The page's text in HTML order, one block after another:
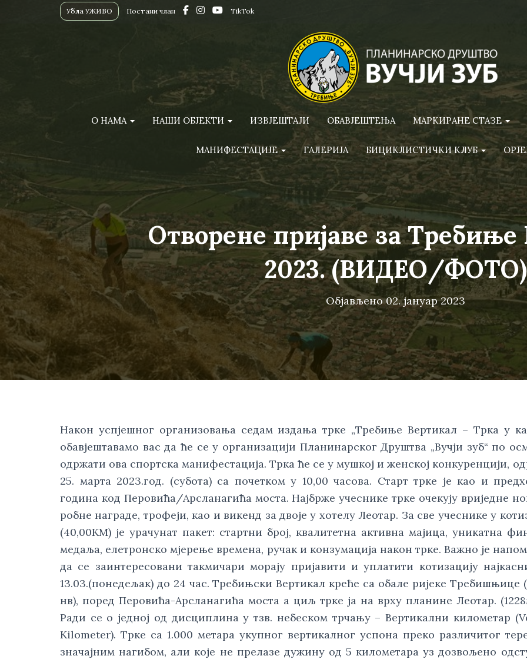
Убла УЖИВО Постани члан TikTok
О НАМА НАШИ ОБЈЕКТИ ИЗВЈЕШТАЈИ ОБАВЈЕШТЕЊА МАРКИРАНЕ СТАЗЕ
МАНИФЕСТАЦИЈЕ ГАЛЕРИЈА БИЦИКЛИСТИЧКИ КЛУБ
Отворене пријаве за
2023. (ВИДЕО/ФОТО)
Објављено02. јануар 2023
Након успјешног организовања седам издања трке „Требиње Вертикал – Трка у
обавјештавамо вас да ће се у организацији Планинарског Друштва „Вучји зуб“ по
одржати ова спортска манифестација. Трка ће се у мушкој и женској конкуренцији,
25. марта 2023.год. (субота) са почетком у 10,00 часова. Старт трке је као и
година код Перовића/Арсланагића моста. Најбрже учеснике трке очекују вриједне
робне награде, трофеји, као и викенд за двоје у хотелу Леотар. За све учеснике у
(40,00KМ) је урачунат пакет: стартни број, квалитетна активна мајица, уникатна
медаља, елетронско мјерење времена, ручак и конзумација након трке. Важно је
да се заинтересовани такмичари морају пријавити и уплатити котизацију
13.03.(понедељак) до 24 час. Требињски Вертикал креће са обале ријеке Требишњице
нв), поред Перовића-Арсланагића моста а циљ трке ја на врху планине Леотар.
Ради се о једној од дисциплина у тзв. небеском трчању – Вертикални километар
Kilometer). Трке са 1.000 метара укупног вертикалног успона преко различитог
значајним нагибом, али које не прелазе дужину од 5 километара уз дозвољено